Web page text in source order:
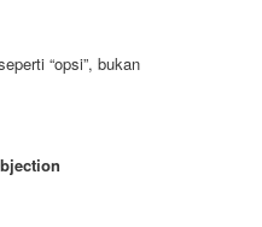
“opsi”, bukan